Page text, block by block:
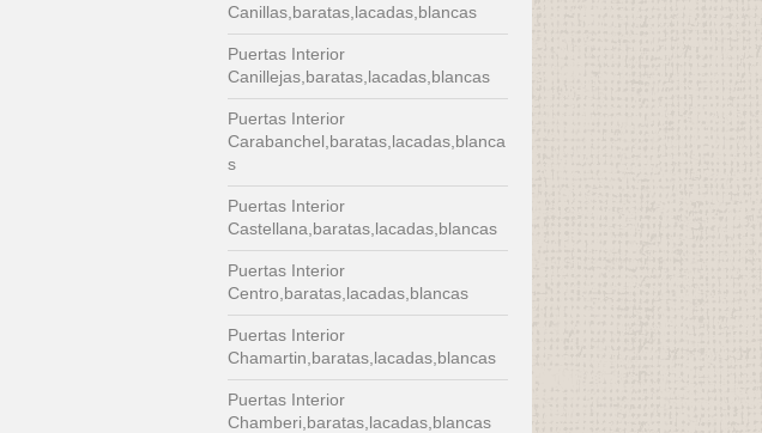
Canillas,baratas,lacadas,blancas
Puertas Interior
Canillejas,baratas,lacadas,blancas
Puertas Interior
Carabanchel,baratas,lacadas,blanca
s
Puertas Interior
Castellana,baratas,lacadas,blancas
Puertas Interior
Centro,baratas,lacadas,blancas
Puertas Interior
Chamartin,baratas,lacadas,blancas
Puertas Interior
Chamberi,baratas,lacadas,blancas